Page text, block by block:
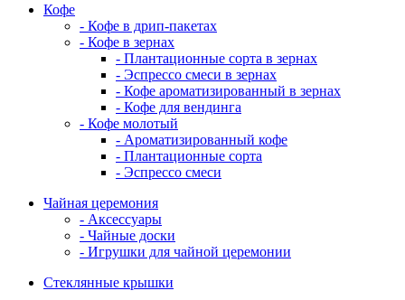
Кофе
- Кофе в дрип-пакетах
- Кофе в зернах
- Плантационные сорта в зернах
- Эспрессо смеси в зернах
- Кофе ароматизированный в зернах
- Кофе для вендинга
- Кофе молотый
- Ароматизированный кофе
- Плантационные сорта
- Эспрессо смеси
Чайная церемония
- Аксессуары
- Чайные доски
- Игрушки для чайной церемонии
Стеклянные крышки